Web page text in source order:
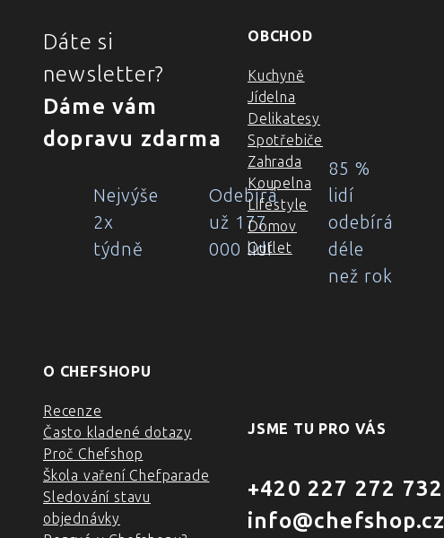
Dáte si
newsletter?
Dáme vám
dopravu zdarma
Nejvýše
2x
týdně
Odebírá
už 177
000 lidí
85 %
lidí
odebírá
déle
než rok
OBCHOD
Kuchyně
Jídelna
Delikatesy
Spotřebiče
Zahrada
Koupelna
Lifestyle
Domov
Outlet
O CHEFSHOPU
Recenze
Často kladené dotazy
Proč Chefshop
Škola vaření Chefparade
Sledování stavu
objednávky
JSME TU PRO VÁS
+420 227 272 732
info@chefshop.cz